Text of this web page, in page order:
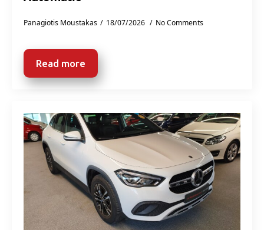
Panagiotis Moustakas 18/07/2026 No Comments
Read more